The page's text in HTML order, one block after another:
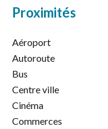
Proximités
Aéroport
Autoroute
Bus
Centre ville
Cinéma
Commerces